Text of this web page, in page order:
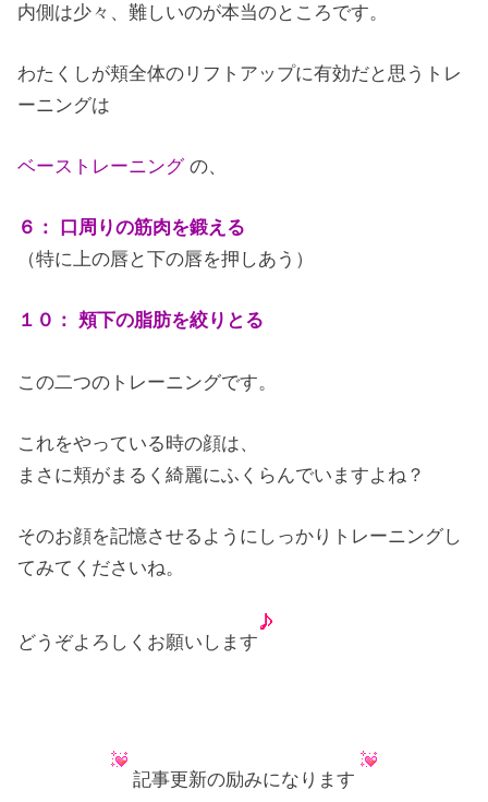
内側は少々、難しいのが本当のところです。
わたくしが頬全体のリフトアップに有効だと思うトレ
ーニングは
ベーストレーニングの、
６： 口周りの筋肉を鍛える
（特に上の唇と下の唇を押しあう）
１０： 頬下の脂肪を絞りとる
この二つのトレーニングです。
これをやっている時の顔は、
まさに頬がまるく綺麗にふくらんでいますよね？
そのお顔を記憶させるようにしっかりトレーニングし
てみてくださいね。
どうぞよろしくお願いします
記事更新の励みになります